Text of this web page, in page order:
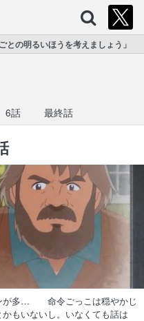
との明るいほうを考えましょう」
6話 最終話
が多… 命令ごっこは穏やかじ
いないし。いなくても話は